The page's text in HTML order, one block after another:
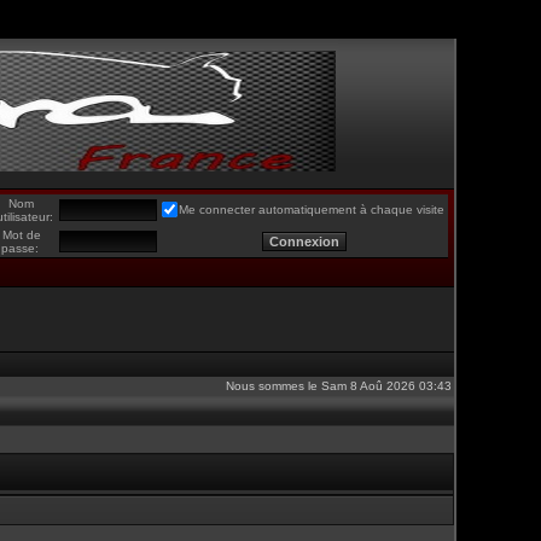
Nom
Me connecter automatiquement à chaque visite
Mot de
passe:
Nous sommes le Sam 8 Aoû 2026 03:43